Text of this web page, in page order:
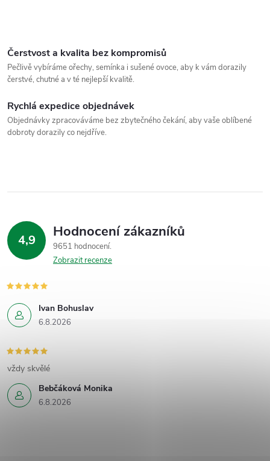
Čerstvost a kvalita bez kompromisů
Pečlivě vybíráme ořechy, semínka i sušené ovoce, aby k vám dorazily
čerstvé, chutné a v té nejlepší kvalitě.
Rychlá expedice objednávek
Objednávky zpracováváme bez zbytečného čekání, aby vaše oblíbené
dobroty dorazily co nejdříve.
4,9 Hodnocení zákazníků
9651 hodnocení
Zobrazit recenze
Ivan Bohuslav
6.8.2026
Bebčáková Monika
6.8.2026
vždy skvělé